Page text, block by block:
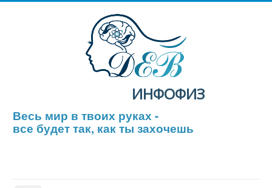
ИНФОФИЗ
Весь мир в твоих руках -
все будет так, как ты захочешь